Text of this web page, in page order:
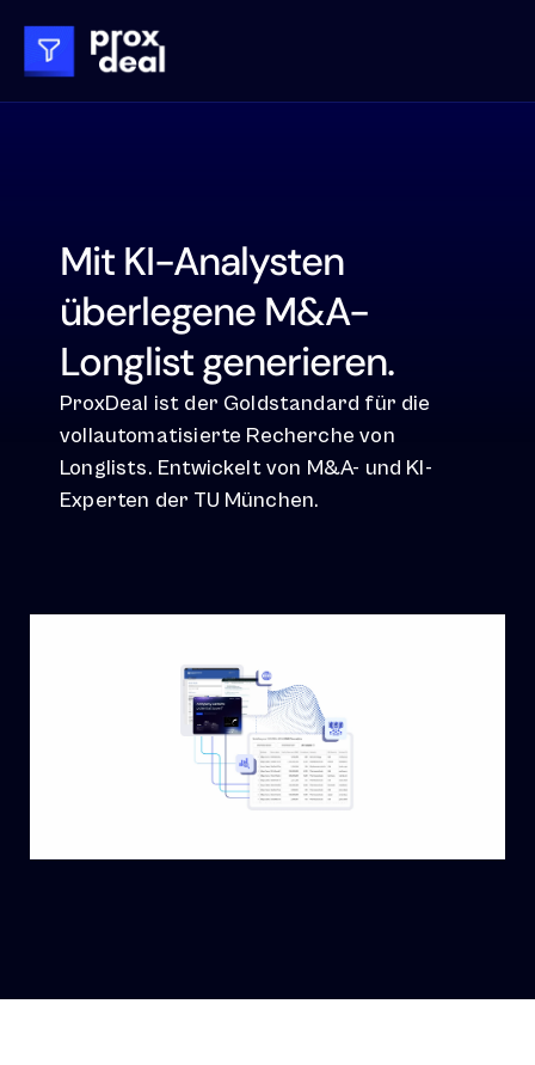
Mit KI-Analysten
überlegene M&A-
Longlist generieren.
ProxDeal ist der Goldstandard für die
vollautomatisierte Recherche von
Longlists. Entwickelt von M&A- und KI-
Experten der TU München.